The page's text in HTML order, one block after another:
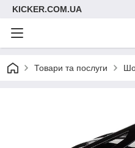
KICKER.COM.UA
Товари та послуги